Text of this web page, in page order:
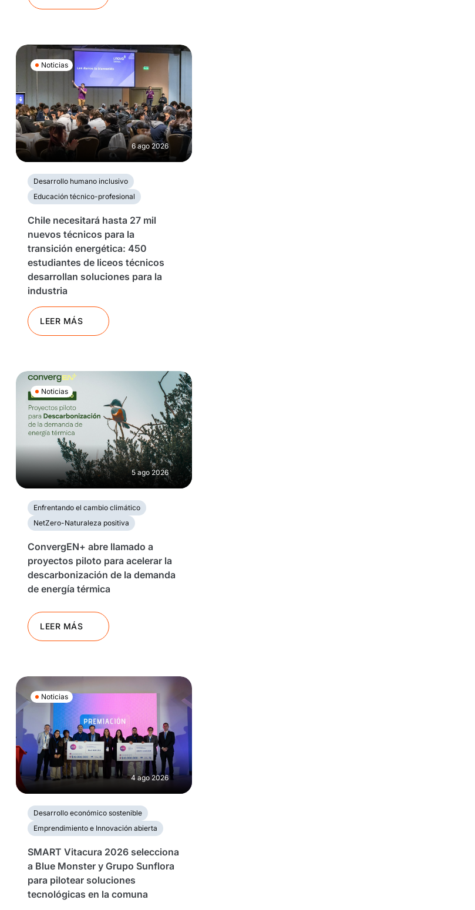
Noticias
6 ago 2026
Desarrollo humano inclusivo
Educación técnico-profesional
Chile necesitará hasta 27 mil
nuevos técnicos para la
transición energética: 450
estudiantes de liceos técnicos
desarrollan soluciones para la
industria
LEER MÁS
Noticias
5 ago 2026
Enfrentando el cambio climático
NetZero-Naturaleza positiva
ConvergEN+ abre llamado a
proyectos piloto para acelerar la
descarbonización de la demanda
de energía térmica
LEER MÁS
Noticias
4 ago 2026
Desarrollo económico sostenible
Emprendimiento e Innovación abierta
SMART Vitacura 2026 selecciona
a Blue Monster y Grupo Sunflora
para pilotear soluciones
tecnológicas en la comuna